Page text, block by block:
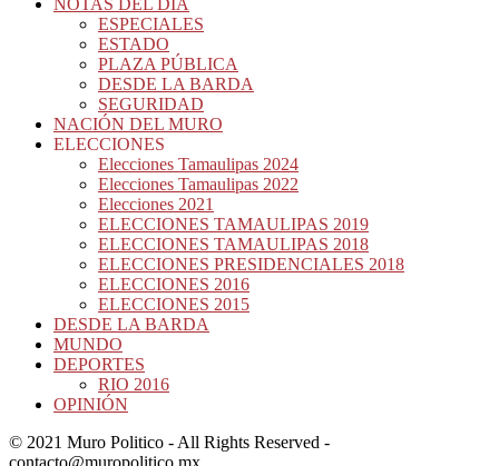
NOTAS DEL DÍA
ESPECIALES
ESTADO
PLAZA PÚBLICA
DESDE LA BARDA
SEGURIDAD
NACIÓN DEL MURO
ELECCIONES
Elecciones Tamaulipas 2024
Elecciones Tamaulipas 2022
Elecciones 2021
ELECCIONES TAMAULIPAS 2019
ELECCIONES TAMAULIPAS 2018
ELECCIONES PRESIDENCIALES 2018
ELECCIONES 2016
ELECCIONES 2015
DESDE LA BARDA
MUNDO
DEPORTES
RIO 2016
OPINIÓN
© 2021 Muro Politico - All Rights Reserved -